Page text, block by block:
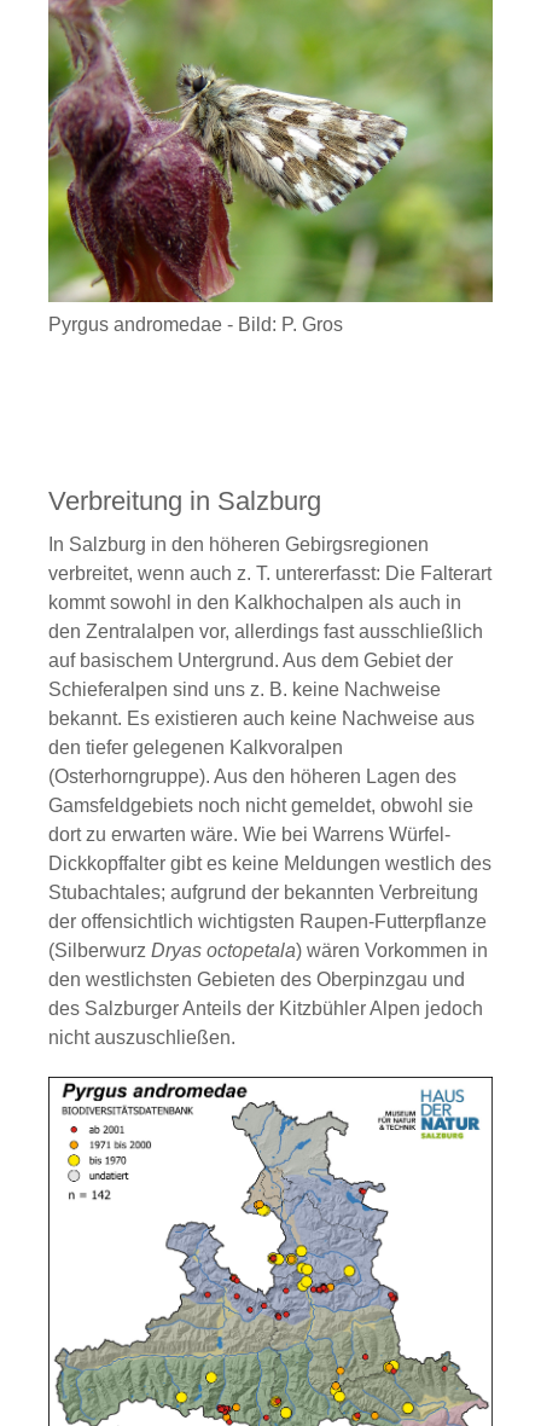
Pyrgus andromedae - Bild: P. Gros
Verbreitung in Salzburg
In Salzburg in den höheren Gebirgsregionen
verbreitet, wenn auch z. T. untererfasst: Die Falterart
kommt sowohl in den Kalkhochalpen als auch in
den Zentralalpen vor, allerdings fast ausschließlich
auf basischem Untergrund. Aus dem Gebiet der
Schieferalpen sind uns z. B. keine Nachweise
bekannt. Es existieren auch keine Nachweise aus
den tiefer gelegenen Kalkvoralpen
(Osterhorngruppe). Aus den höheren Lagen des
Gamsfeldgebiets noch nicht gemeldet, obwohl sie
dort zu erwarten wäre. Wie bei Warrens Würfel-
Dickkopffalter gibt es keine Meldungen westlich des
Stubachtales; aufgrund der bekannten Verbreitung
der offensichtlich wichtigsten Raupen-Futterpflanze
(Silberwurz Dryas octopetala) wären Vorkommen in
den westlichsten Gebieten des Oberpinzgau und
des Salzburger Anteils der Kitzbühler Alpen jedoch
nicht auszuschließen.